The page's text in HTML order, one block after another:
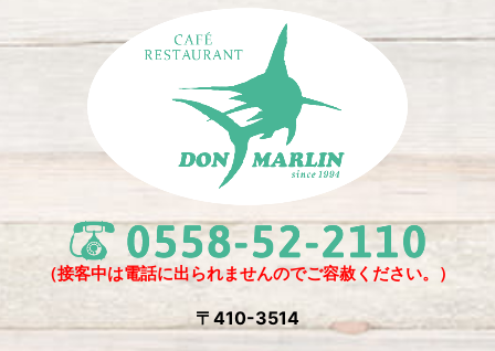
2025年4月
(2)
2025年3月
(2)
2025年2月
(6)
2024年12月 (1)
2024年11月
2024年10月(1)
2024年9月(5)
2024年8月 (1)
（接客中は電話に出られませんのでご容赦ください。）
〒410-3514